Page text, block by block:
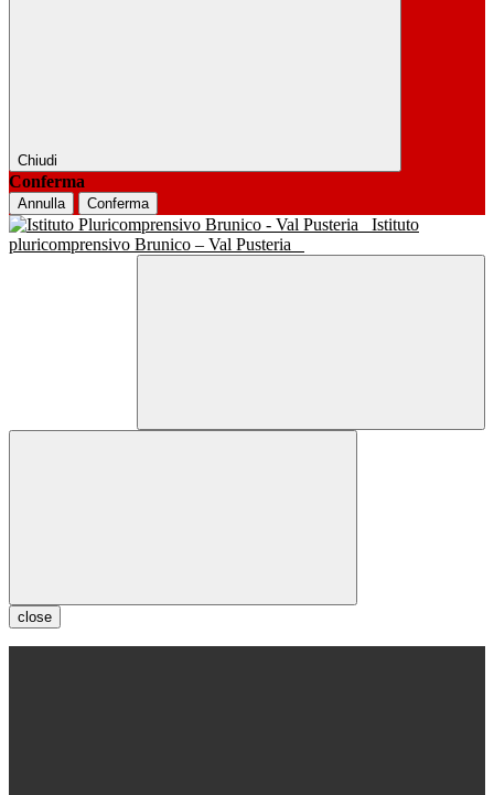
Chiudi
Conferma
Annulla Conferma
Istituto
pluricomprensivo Brunico – Val Pusteria
close